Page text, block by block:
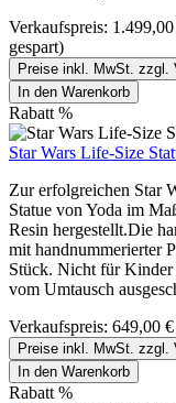
Verkaufspreis:
gespart)
Preise inkl. MwSt. zzgl.
In den Warenkorb
Rabatt %
Star Wars Life-Size
Zur erfolgreichen Star
Statue von Yoda im
Resin hergestellt.Die
mit handnummerierter
Stück. Nicht für Kinder
vom Umtausch
Verkaufspreis: 649,00 €
Preise inkl. MwSt. zzgl.
In den Warenkorb
Rabatt %